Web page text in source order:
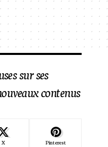
sur ses
contenus
X Pinterest